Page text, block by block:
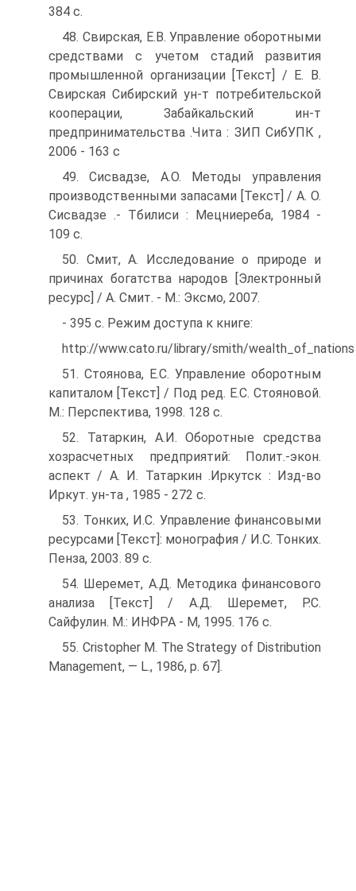
384 с.
48. Свирская, Е.В. Управление оборотными
средствами с учетом стадий развития
промышленной организации [Текст] / Е. В.
Свирская Сибирский ун-т потребительской
кооперации, Забайкальский ин-т
предпринимательства .­Чита : ЗИП СибУПК ,
2006 - 163 с
49. Сисвадзе, А.О. Методы управления
производственными запасами [Текст] / А. О.
Сисвадзе .- Тбилиси : Мецниереба, 1984 -
109 с.
50. Смит, А. Исследование о природе и
причинах богатства народов [Электронный
ресурс] / А. Смит. - М.: Эксмо, 2007.
- 395 с. Режим доступа к книге:
http://www.cato.ru/library/smith/wealth_of_nations
51. Стоянова, Е.С. Управление оборотным
капиталом [Текст] / Под ред. Е.С. Стояновой.
М.: Перспектива, 1998. 128 с.
52. Татаркин, А.И. Оборотные средства
хозрасчетных предприятий: Полит.-экон.
аспект / А. И. Татаркин .­Иркутск : Изд-во
Иркут. ун-та , 1985 - 272 с.
53. Тонких, И.С. Управление финансовыми
ресурсами [Текст]: монография / И.С. Тонких.
Пенза, 2003. 89 с.
54. Шеремет, А.Д. Методика финансового
анализа [Текст] / А.Д. Шеремет, Р.С.
Сайфулин. М.: ИНФРА - М, 1995. 176 с.
55. Cristopher M. The Strategy of Distribution
Management, — L., 1986, р. 67].